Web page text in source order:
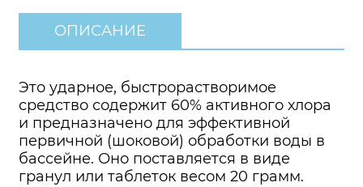
ОПИСАНИЕ
Это ударное, быстрорастворимое
средство содержит 60% активного хлора
и предназначено для эффективной
первичной (шоковой) обработки воды в
бассейне. Оно поставляется в виде
гранул или таблеток весом 20 грамм.